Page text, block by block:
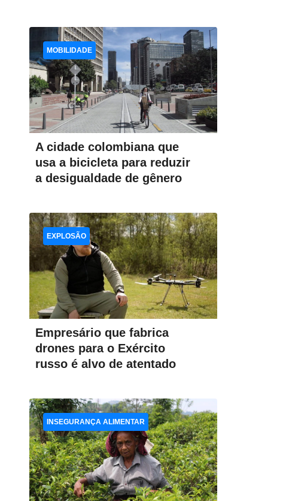
A cidade colombiana que
usa a bicicleta para reduzir
a desigualdade de gênero
MOBILIDADE
Empresário que fabrica
drones para o Exército
russo é alvo de atentado
EXPLOSÃO
INSEGURANÇA ALIMENTAR